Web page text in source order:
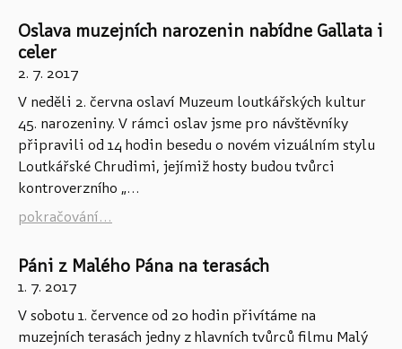
Oslava muzejních narozenin nabídne Gallata i
celer
2. 7. 2017
V neděli 2. června oslaví Muzeum loutkářských kultur
45. narozeniny. V rámci oslav jsme pro návštěvníky
připravili od 14 hodin besedu o novém vizuálním stylu
Loutkářské Chrudimi, jejímiž hosty budou tvůrci
kontroverzního „...
pokračování...
Páni z Malého Pána na terasách
1. 7. 2017
V sobotu 1. července od 20 hodin přivítáme na
muzejních terasách jedny z hlavních tvůrců filmu Malý